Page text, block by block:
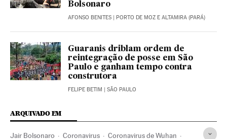
Bolsonaro
AFONSO BENITES | PORTO DE MOZ E ALTAMIRA (PARÁ)
Guaranis driblam ordem de
reintegração de posse em São
Paulo e ganham tempo contra
construtora
FELIPE BETIM | SÃO PAULO
ARQUIVADO EM
Jair Bolsonaro Coronavirus Coronavirus de Wuhan